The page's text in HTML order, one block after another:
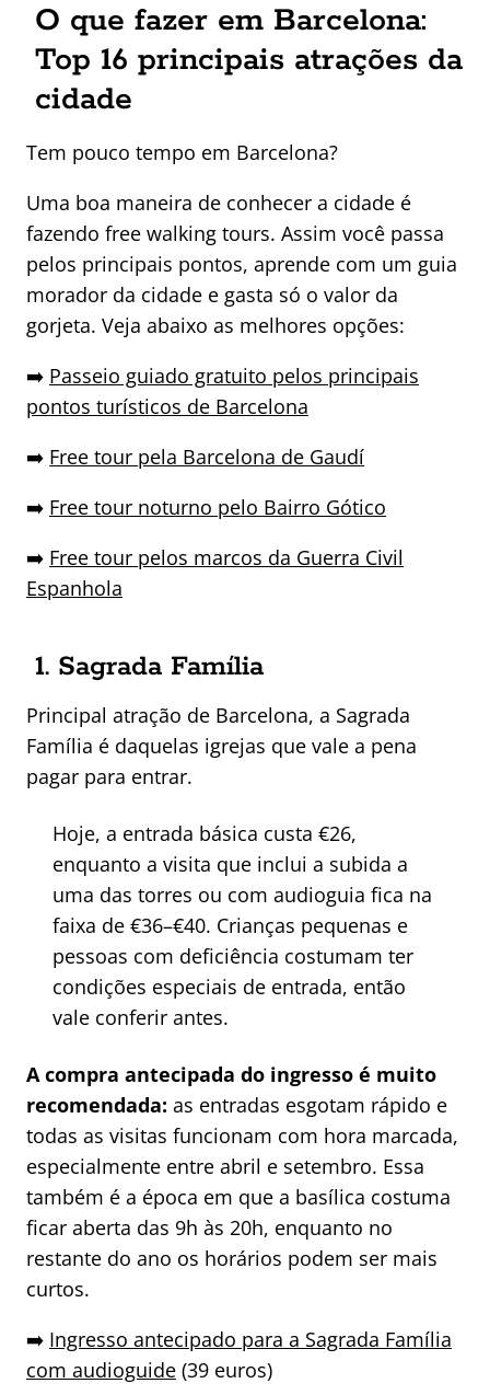
O que fazer em Barcelona:
Top 16 principais atrações da
cidade
Tem pouco tempo em Barcelona?
Uma boa maneira de conhecer a cidade é
fazendo free walking tours. Assim você passa
pelos principais pontos, aprende com um guia
morador da cidade e gasta só o valor da
gorjeta. Veja abaixo as melhores opções:
➡️ Passeio guiado gratuito pelos principais
pontos turísticos de Barcelona
➡️ Free tour pela Barcelona de Gaudí
➡️ Free tour noturno pelo Bairro Gótico
➡️ Free tour pelos marcos da Guerra Civil
Espanhola
1. Sagrada Família
Principal atração de Barcelona, a Sagrada
Família é daquelas igrejas que vale a pena
pagar para entrar.
Hoje, a entrada básica custa €26,
enquanto a visita que inclui a subida a
uma das torres ou com audioguia fica na
faixa de €36–€40. Crianças pequenas e
pessoas com deficiência costumam ter
condições especiais de entrada, então
vale conferir antes.
A compra antecipada do ingresso é muito
recomendada: as entradas esgotam rápido e
todas as visitas funcionam com hora marcada,
especialmente entre abril e setembro. Essa
também é a época em que a basílica costuma
ficar aberta das 9h às 20h, enquanto no
restante do ano os horários podem ser mais
curtos.
➡️ Ingresso antecipado para a Sagrada Família
com audioguide (39 euros)